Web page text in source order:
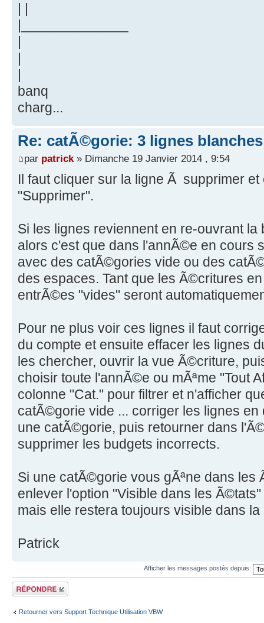
| |
|______________
|
|
|
banq
charg...
Re: catÃ©gorie: 3 lignes
par patrick » Dimanche 19 Janvier 2014 , 9:54
Il faut cliquer sur la ligne Ã supprimer
"Supprimer".
Si les lignes reviennent en re-ouvrant
alors c'est que dans l'annÃ©e en cours
avec des catÃ©gories vide ou des
des espaces. Tant que les Ã©critures
entrÃ©es "vides" seront
Pour ne plus voir ces lignes il faut
du compte et ensuite effacer les lignes
les chercher, ouvrir la vue Ã©criture,
choisir toute l'annÃ©e ou mÃªme "Tout
colonne "Cat." pour filtrer et n'afficher
catÃ©gorie vide ... corriger les lignes en
une catÃ©gorie, puis retourner dans
supprimer les budgets incorrects.
Si une catÃ©gorie vous gÃªne dans les
enlever l'option "Visible dans les
mais elle restera toujours visible dans
Patrick
Afficher les messages postés depuis:
Répondre
Retourner vers Support Technique Utilisation VBW